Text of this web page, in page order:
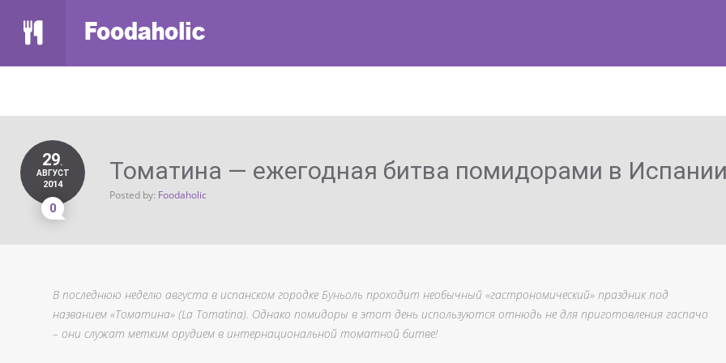
29.
АВГУСТ
2014
0
Томатина — ежегодная битва помидорами в
Posted by: Foodaholic
В последнюю неделю августа в испанском городке Буньоль проходит необычный «гастрономический» праздник под
названием «Томатина» (La Tomatina). Однако помидоры в этот день используются отнюдь не для приготовления гаспачо
– они служат метким орудием в интернациональной томатной битве!